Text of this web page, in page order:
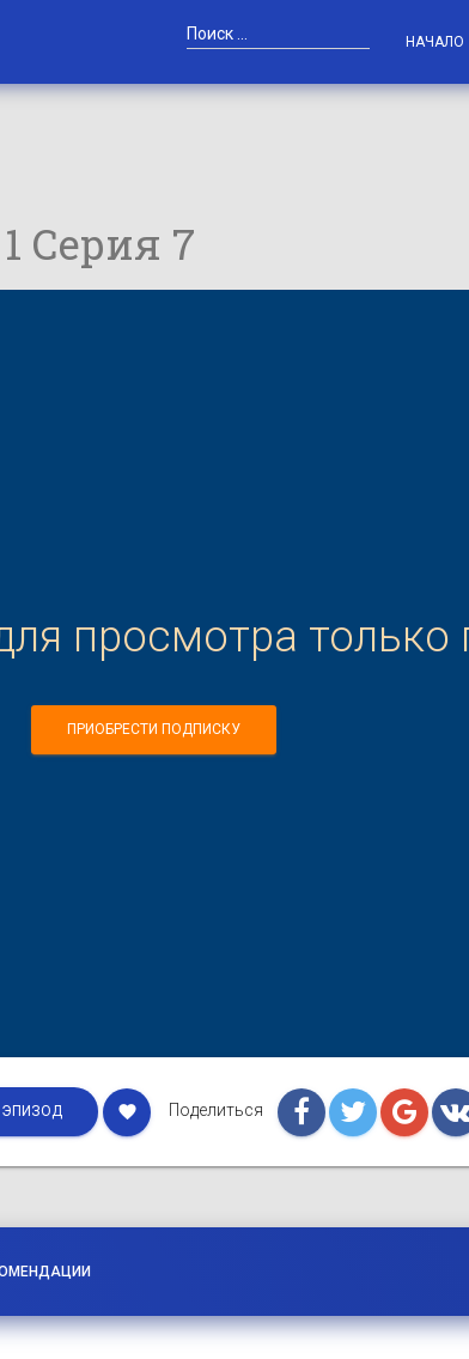
НАЧАЛО
Серия 7
просмотра
ПРИОБРЕСТИ ПОДПИСКУ
favorite Поделиться